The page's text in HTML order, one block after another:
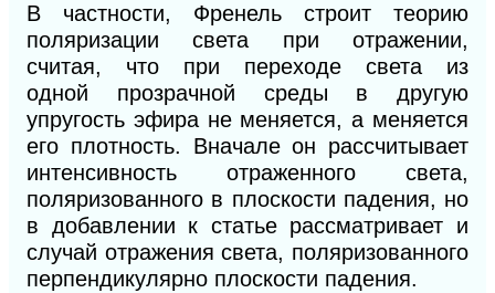
В частности, Френель строит теорию
поляризации света при отражении,
считая, что при переходе света из
одной прозрачной среды в другую
упругость эфира не меняется,а меняется
его плотность. Вначале он рассчитывает
интенсивность отраженного света,
поляризованного в плоскости падения, но
в добавлении к статье рассматривает и
случай отражения света, поляризованного
перпендикулярно плоскости падения.